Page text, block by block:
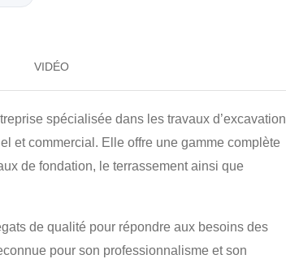
VIDÉO
spécialisée dans les travaux d’excavation
et commercial. Elle offre une gamme complète
de fondation, le terrassement ainsi que
de qualité pour répondre aux besoins des
pour son professionnalisme et son